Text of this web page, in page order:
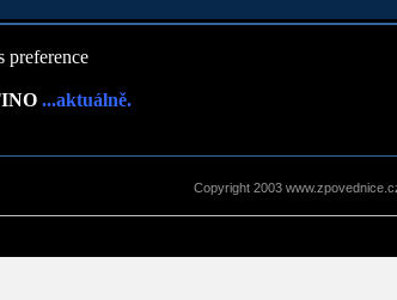
preference
...aktuálně.
Copyright 2003